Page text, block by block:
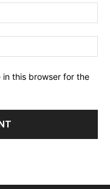
in this browser for the